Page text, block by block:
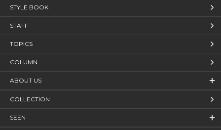
STYLE BOOK
STAFF
TOPICS
COLUMN
ABOUT US
COLLECTION
SEEN